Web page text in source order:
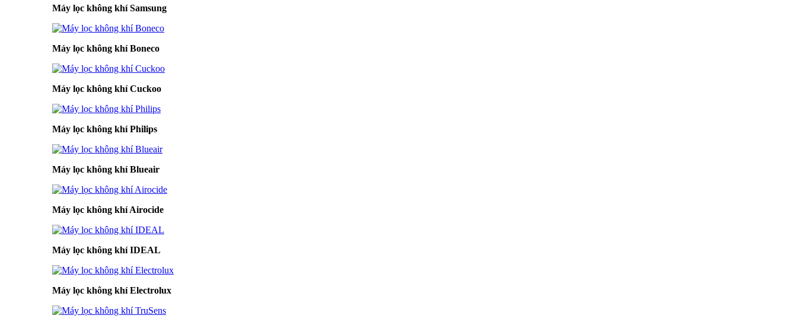
Máy lọc không khí Samsung
Máy lọc không khí Boneco
Máy lọc không khí Cuckoo
Máy lọc không khí Philips
Máy lọc không khí Blueair
Máy lọc không khí Airocide
Máy lọc không khí IDEAL
Máy lọc không khí Electrolux